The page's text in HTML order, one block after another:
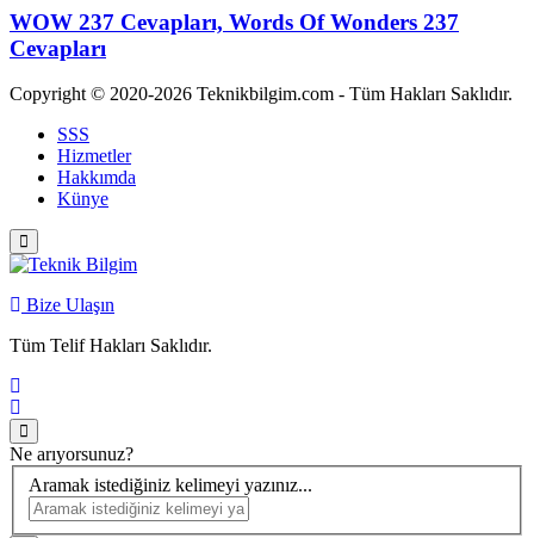
WOW 237 Cevapları, Words Of Wonders 237
Cevapları
Copyright © 2020-2026 Teknikbilgim.com - Tüm Hakları Saklıdır.
SSS
Hizmetler
Hakkımda
Künye
Bize Ulaşın
Tüm Telif Hakları Saklıdır.
Ne arıyorsunuz?
Aramak istediğiniz kelimeyi yazınız...